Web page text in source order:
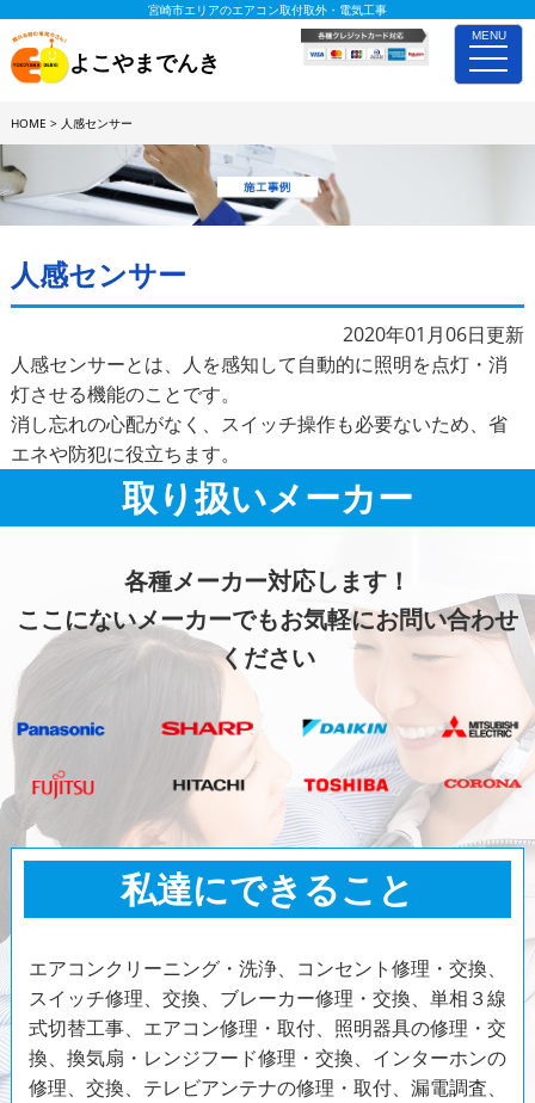
MENU
toggle
宮崎市エリアのエアコン取付取外・電気工事
よこやまでんき
HOME > 人感センサー
人感センサー
2020年01月06日更新
人感センサーとは、人を感知して自動的に照明を点灯・消
灯させる機能のことです。
消し忘れの心配がなく、スイッチ操作も必要ないため、省
エネや防犯に役立ちます。
取り扱いメーカー
各種メーカー対応します！
ここにないメーカーでもお気軽にお問い合わせ
ください
私達にできること
エアコンクリーニング・洗浄、コンセント修理・交換、
スイッチ修理、交換、ブレーカー修理・交換、単相３線
式切替工事、エアコン修理・取付、照明器具の修理・交
換、換気扇・レンジフード修理・交換、インターホンの
修理、交換、テレビアンテナの修理・取付、漏電調査、